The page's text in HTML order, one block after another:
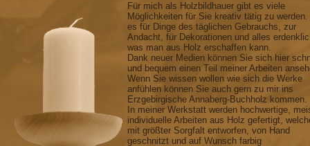
Für mich als Holzbildhauer gibt es viele
Möglichkeiten für Sie kreativ tätig zu
es für Dinge des täglichen Gebrauchs, zur
Andacht, für Dekorationen und alles
was man aus Holz erschaffen kann.
Dank neuer Medien können Sie sich hier
und bequem einen Teil meiner Arbeiten
Wenn Sie wissen wollen wie sich die Werke
anfühlen können Sie auch gern zu mir ins
Erzgebirgische Annaberg-Buchholz kommen.
In meiner Werkstatt werden hochwertige,
individuelle Arbeiten aus Holz gefertigt,
mit größter Sorgfalt entworfen, von Hand
geschnitzt und auf Wunsch farbig